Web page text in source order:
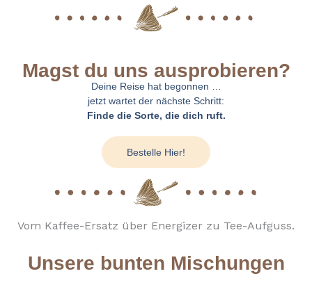
Magst du uns ausprobieren?
Deine Reise hat begonnen …
jetzt wartet der nächste Schritt:
Finde die Sorte, die dich ruft.
Bestelle Hier!
Vom Kaffee-Ersatz über Energizer zu Tee-Aufguss.
Unsere bunten Mischungen